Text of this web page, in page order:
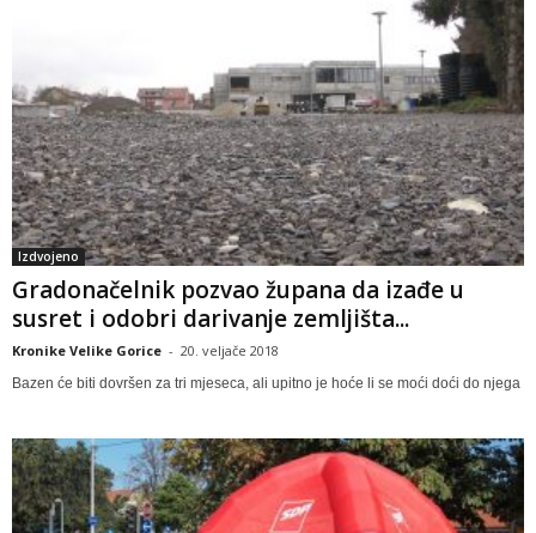
Izdvojeno
Gradonačelnik pozvao župana da izađe u
susret i odobri darivanje zemljišta...
Kronike Velike Gorice - 20. veljače 2018
Bazen će biti dovršen za tri mjeseca, ali upitno je hoće li se moći doći do njega